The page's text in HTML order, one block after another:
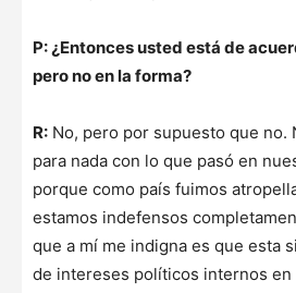
P: ¿Entonces usted está de
pero no en la forma?
R: No, pero por supuesto que no.
para nada con lo que pasó en
porque como país fuimos
estamos indefensos
que a mí me indigna es que esta
de intereses políticos internos en